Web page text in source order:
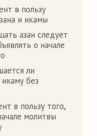
в пользу
и икамы
азан следует
о начале
ли
без
в пользу того,
молитвы